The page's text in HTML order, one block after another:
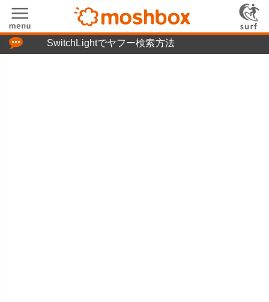
SwitchLightでヤフー検索方法
「つぶやき」の使い方